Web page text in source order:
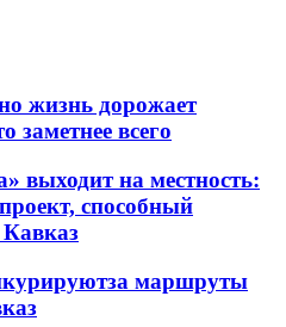
жизнь дорожает
заметнее всего
выходит на местность:
способный
маршруты